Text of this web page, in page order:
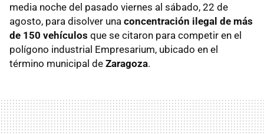
media noche del pasado viernes al sábado, 22 de
agosto, para disolver una concentración ilegal de más
de 150 vehículos que se citaron para competir en el
polígono industrial Empresarium, ubicado en el
término municipal de Zaragoza.